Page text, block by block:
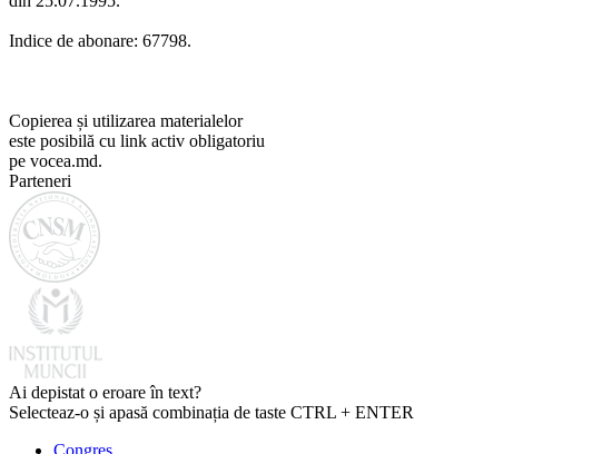
Indice de abonare: 67798.
Copierea și utilizarea materialelor
este posibilă cu link activ obligatoriu
pe vocea.md.
Parteneri
Ai depistat o eroare în text?
Selecteaz-o și apasă combinația de taste CTRL + ENTER
Congres